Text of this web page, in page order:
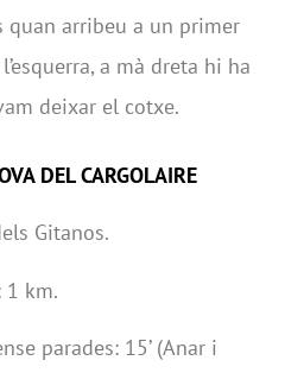
quan arribeu a un primer
a mà dreta hi ha
deixar el cotxe.
DEL CARGOLAIRE
Gitanos.
1 km.
parades: 15’ (Anar i